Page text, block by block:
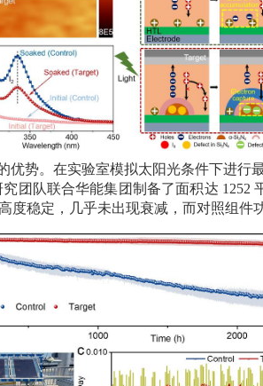
优势。在实验室模拟太阳光条件下进
究团队联合华能集团制备了面积达 1252
度稳定，几乎未出现衰减，而对照组件